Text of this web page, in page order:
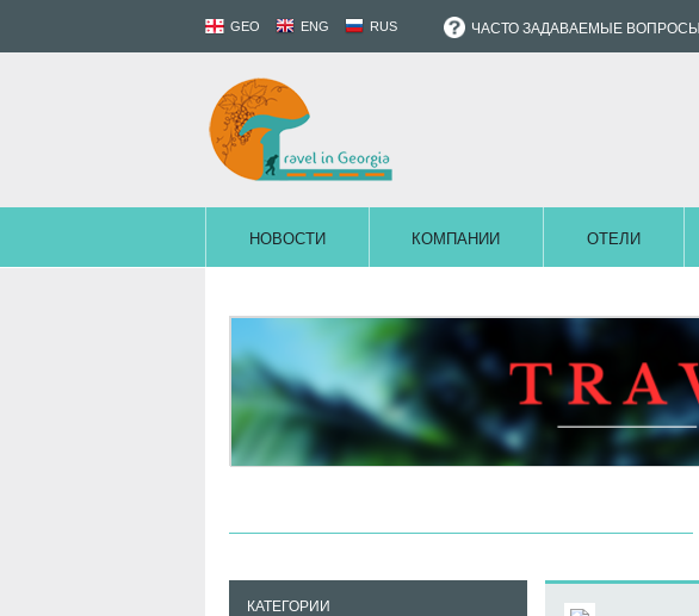
GEO ENG RUS ЧАСТО ЗАДАВАЕМЫЕ ВОПРОСЫ
НОВОСТИ КОМПАНИИ ОТЕЛИ
КАТЕГОРИИ